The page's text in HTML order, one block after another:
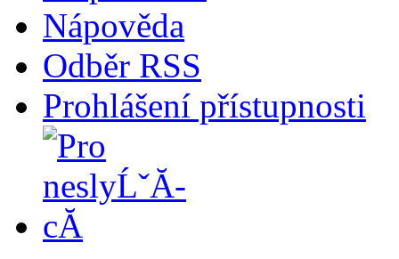
Nápověda
Odběr RSS
Prohlášení přístupnosti